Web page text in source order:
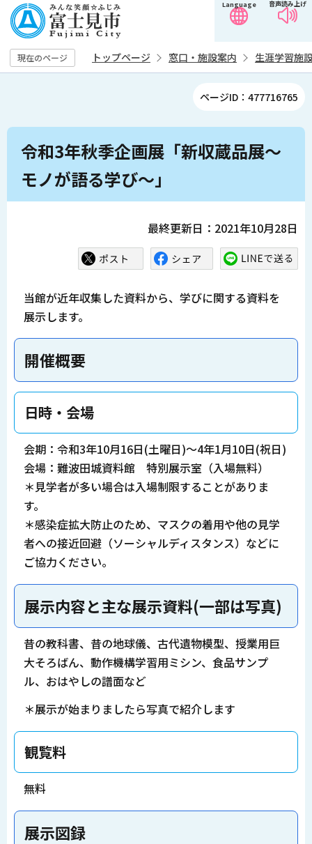
の
ペ
ー
音声読み上げ
Language
現在のページ トップページ 窓口・施設案内 生涯学習施
ページID：477716765
本
か
令和3年秋季企画展「新収蔵品展～
モノが語る学び～」
最終更新日：2021年10月28日
当館が近年収集した資料から、学びに関する資料を
展示します。
開催概要
日時・会場
会期：令和3年10月16日(土曜日)～4年1月10日(祝日)
会場：難波田城資料館 特別展示室（入場無料）
＊見学者が多い場合は入場制限することがありま
す。
＊感染症拡大防止のため、マスクの着用や他の見学
者への接近回避（ソーシャルディスタンス）などに
ご協力ください。
展示内容と主な展示資料(一部は写真)
昔の教科書、昔の地球儀、古代遺物模型、授業用巨
大そろばん、動作機構学習用ミシン、食品サンプ
ル、おはやしの譜面など
＊展示が始まりましたら写真で紹介します
観覧料
無料
展示図録